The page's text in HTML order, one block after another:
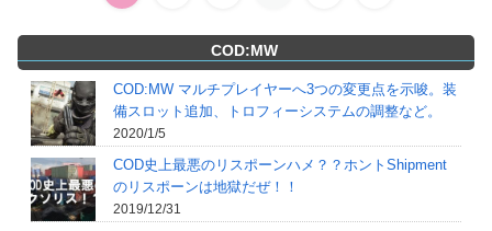
COD:MW
COD:MW マルチプレイヤーへ3つの変更点を示唆。装
備スロット追加、トロフィーシステムの調整など。
2020/1/5
COD史上最悪のリスポーンハメ？？ホントShipment
のリスポーンは地獄だぜ！！
2019/12/31